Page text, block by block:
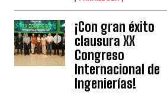
¡Con gran éxito
clausura XX
Congreso
Internacional de
Ingenierías!